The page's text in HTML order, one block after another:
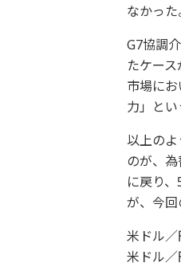
なかった
G7協調
たケー
市場に
力」と
以上の
のが、
に戻り
が、今回
米ドル
米ドル